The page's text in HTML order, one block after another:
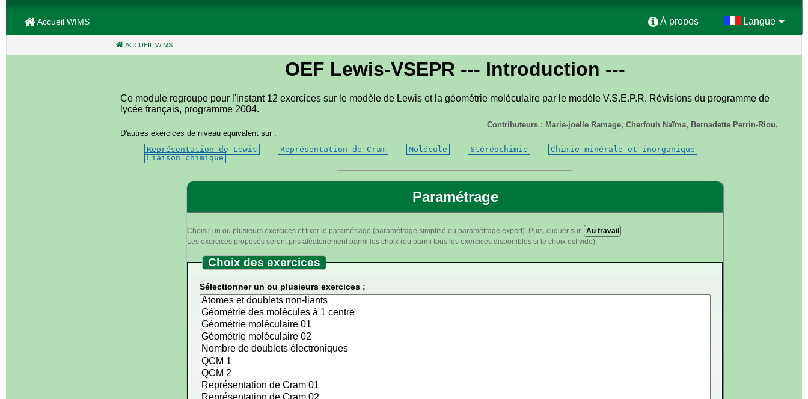
Accueil WIMS À propos Langue
ACCUEIL WIMS
OEF Lewis-VSEPR --- Introduction ---
Ce module regroupe pour l'instant 12 exercices sur le modèle de Lewis et la géométrie moléculaire par le modèle V.S.E.P.R. Révisions du programme de
lycée français, programme 2004.
Contributeurs : Marie-joelle Ramage, Cherfouh Naïma, Bernadette Perrin-Riou.
D'autres exercices de niveau équivalent sur :
Représentation de Lewis
Représentation de Cram Molécule Stéréochimie
Chimie minérale et inorganique
Liaison chimique
Paramétrage
Choisir un ou plusieurs exercices et fixer le paramétrage (paramétrage simplifié ou paramétrage expert). Puis, cliquer sur Au travail
Les exercices proposés seront pris aléatoirement parmi les choix (ou parmi tous les exercices disponibles si le choix est vide).
Choix des exercices
Sélectionner un ou plusieurs exercices :